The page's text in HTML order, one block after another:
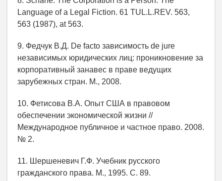
Language of a Legal Fiction. 61 TUL.L.REV. 563,
563 (1987), at 563.
9. Федчук В.Д. De facto зависимость de jure
независимых юридических лиц: проникновение за
корпоративный занавес в праве ведущих
зарубежных стран. М., 2008.
10. Фетисова В.А. Опыт США в правовом
обеспечении экономической жизни //
Международное публичное и частное право. 2008.
№ 2.
11. Шершеневич Г.Ф. Учебник русского
гражданского права. М., 1995. С. 89.